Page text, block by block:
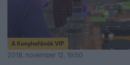
A Konyhafőnök VIP
2018. november 12. 19:50